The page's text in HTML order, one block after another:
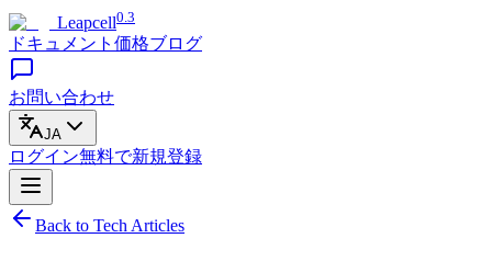
Leapcell0.3
ドキュメント 価格ブログ
お問い合わせ
JA
ログイン無料で新規登録
Back to Tech Articles